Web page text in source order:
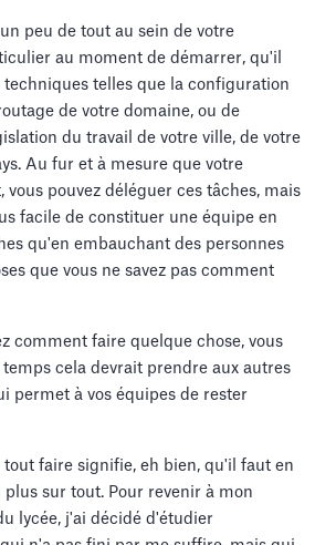
peu de tout au sein de votre
au moment de démarrer, qu'il
techniques telles que la configuration
de votre domaine, ou de
du travail de votre ville, de votre
Au fur et à mesure que votre
pouvez déléguer ces tâches, mais
facile de constituer une équipe en
qu'en embauchant des personnes
que vous ne savez pas comment
comment faire quelque chose, vous
temps cela devrait prendre aux autres
permet à vos équipes de rester
tout faire signifie, eh bien, qu'il faut en
sur tout. Pour revenir à mon
lycée, j'ai décidé d'étudier